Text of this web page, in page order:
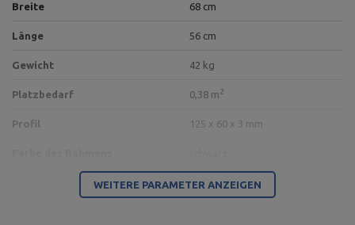
Breite 68 cm
Länge 56 cm
Gewicht 42 kg
Platzbedarf 0,38 m2
Profil 125 x 60 x 3 mm
WEITERE PARAMETER ANZEIGEN